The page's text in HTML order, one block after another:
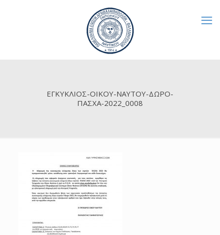
ΕΓΚΥΚΛΙΟΣ-ΟΙΚΟΥ-ΝΑΥΤΟΥ-ΔΩΡΟ-
ΠΑΣΧΑ-2022_0008